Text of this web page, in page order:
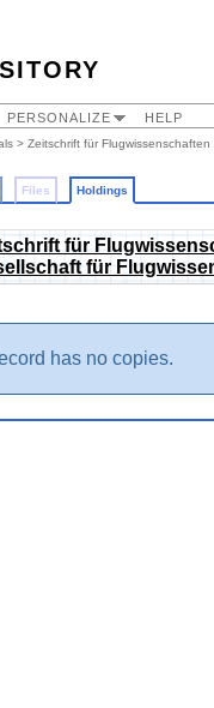
PERSONALIZE HELP
> Zeitschrift für Flugwissenschaften
Files Holdings
für
für
has no copies.